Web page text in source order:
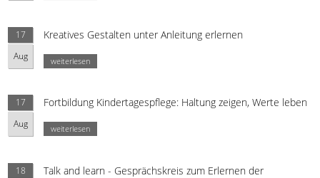
17
Aug
Kreatives Gestalten unter Anleitung erlernen
weiterlesen
17
Aug
Fortbildung Kindertagespflege: Haltung zeigen, Werte leben
weiterlesen
18
Talk and learn - Gesprächskreis zum Erlernen der